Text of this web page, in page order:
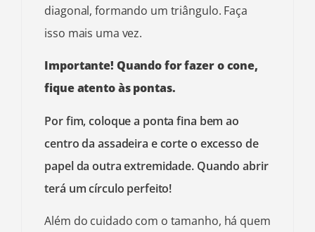
diagonal, formando um triângulo. Faça
isso mais uma vez.
Importante! Quando for fazer o cone,
fique atento às pontas.
Por fim, coloque a ponta fina bem ao
centro da assadeira e corte o excesso de
papel da outra extremidade. Quando abrir
terá um círculo perfeito!
Além do cuidado com o tamanho, há quem